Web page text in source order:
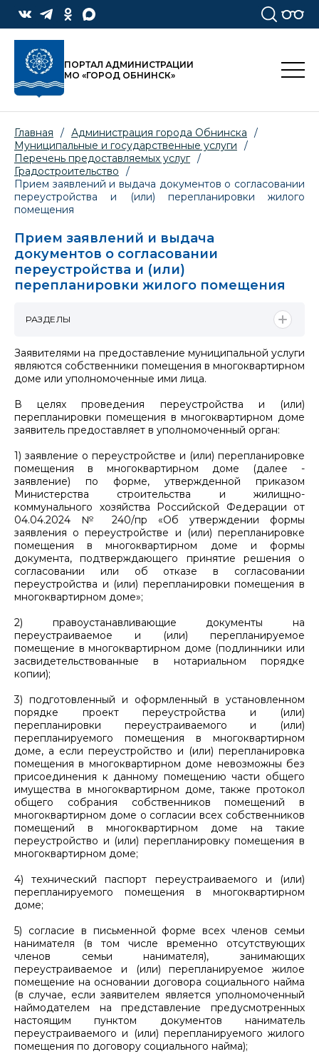
ПОРТАЛ АДМИНИСТРАЦИИ
МО «ГОРОД ОБНИНСК»
Главная / Администрация города Обнинска
/
Муниципальные и государственные услуги
/
Перечень предоставляемых услуг /
Градостроительство
/
Прием заявлений и выдача документов о согласовании
переустройства и (или) перепланировки жилого
помещения
Прием заявлений и выдача
документов о согласовании
переустройства и (или)
перепланировки жилого помещения
Заявителями на предоставление муниципальной услуги
являются собственники помещения в многоквартирном
доме или уполномоченные ими лица.
В целях проведения переустройства и (или)
перепланировки помещения в многоквартирном доме
заявитель предоставляет в уполномоченный орган:
1) заявление о переустройстве и (или) перепланировке
помещения в многоквартирном доме (далее -
заявление) по форме, утвержденной приказом
Министерства строительства и жилищно-
коммунального хозяйства Российской Федерации от
04.04.2024 № 240/пр «Об утверждении формы
заявления о переустройстве и (или) перепланировке
помещения в многоквартирном доме и формы
документа, подтверждающего принятие решения о
согласовании или об отказе в согласовании
переустройства и (или) перепланировки помещения в
многоквартирном доме»;
2) правоустанавливающие документы на
переустраиваемое и (или) перепланируемое
помещение в многоквартирном доме (подлинники или
засвидетельствованные в нотариальном порядке
копии);
3) подготовленный и оформленный в установленном
порядке проект переустройства и (или)
перепланировки переустраиваемого и (или)
перепланируемого помещения в многоквартирном
доме, а если переустройство и (или) перепланировка
помещения в многоквартирном доме невозможны без
присоединения к данному помещению части общего
имущества в многоквартирном доме, также протокол
общего собрания собственников помещений в
многоквартирном доме о согласии всех собственников
помещений в многоквартирном доме на такие
переустройство и (или) перепланировку помещения в
многоквартирном доме;
4) технический паспорт переустраиваемого и (или)
перепланируемого помещения в многоквартирном
доме;
5) согласие в письменной форме всех членов семьи
нанимателя (в том числе временно отсутствующих
членов семьи нанимателя), занимающих
переустраиваемое и (или) перепланируемое жилое
помещение на основании договора социального найма
(в случае, если заявителем является уполномоченный
наймодателем на представление предусмотренных
настоящим пунктом документов наниматель
переустраиваемого и (или) перепланируемого жилого
помещения по договору социального найма);
РАЗДЕЛЫ